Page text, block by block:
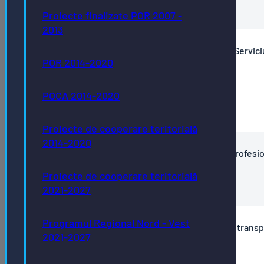
Proiecte finalizate POR 2007 -
2013
POR 2014-2020
POCA 2014-2020
Proiecte de cooperare teritorială
2014-2020
Proiecte de cooperare teritorială
2021-2027
Programul Regional Nord - Vest
2021-2027
Anunț concurs 06.11.2024 muncitor necalificat la
administrare piețe și cimitire
Rezultat selecție dosare
Anunt concurs 05.11.2024 consilier, clasa I, grad
Anunț , Bibliografie și Tematică concurs
Anunț concurs 15.10.2024 șofer (conducător auto
rutier de mărfuri) la Serviciul auto